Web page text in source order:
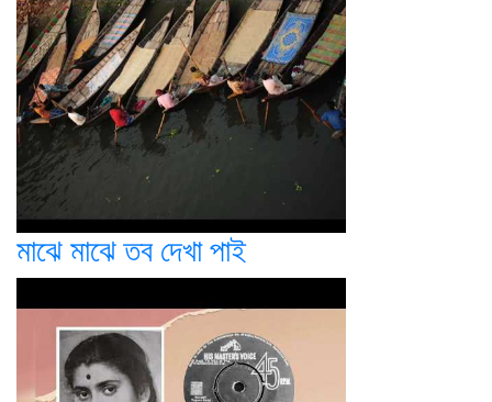
মাঝে মাঝে তব দেখা পাই